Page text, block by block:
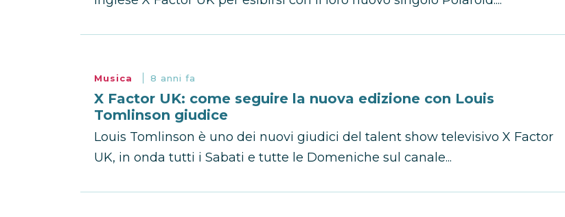
Musica 8 anni fa
X Factor UK: come seguire la nuova edizione con Louis
Tomlinson giudice
Louis Tomlinson è uno dei nuovi giudici del talent show televisivo X Factor
UK, in onda tutti i Sabati e tutte le Domeniche sul canale...